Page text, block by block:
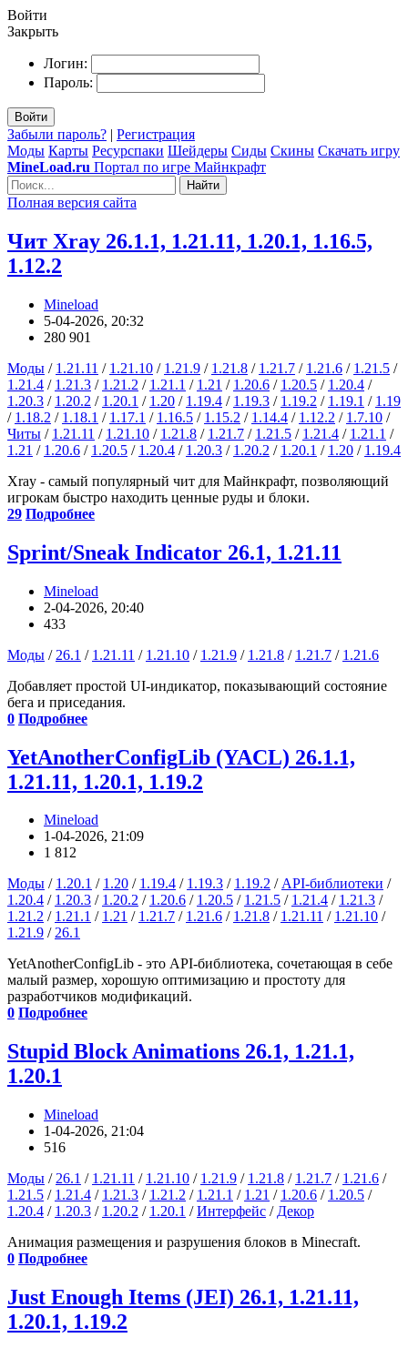
Войти
Закрыть
Логин:
Пароль:
Войти
Забыли пароль? | Регистрация
Моды Карты Ресурспаки Шейдеры Сиды Скины Скачать игру
MineLoad.ru Портал по игре Майнкрафт
Найти
Полная версия сайта
Чит Xray 26.1.1, 1.21.11, 1.20.1, 1.16.5,
1.12.2
Mineload
5-04-2026, 20:32
280 901
Моды / 1.21.11 / 1.21.10 / 1.21.9 / 1.21.8 / 1.21.7 / 1.21.6 / 1.21.5 /
1.21.4 / 1.21.3 / 1.21.2 / 1.21.1 / 1.21 / 1.20.6 / 1.20.5 / 1.20.4 /
1.20.3 / 1.20.2 / 1.20.1 / 1.20 / 1.19.4 / 1.19.3 / 1.19.2 / 1.19.1 / 1.19
/ 1.18.2 / 1.18.1 / 1.17.1 / 1.16.5 / 1.15.2 / 1.14.4 / 1.12.2 / 1.7.10 /
Читы / 1.21.11 / 1.21.10 / 1.21.8 / 1.21.7 / 1.21.5 / 1.21.4 / 1.21.1 /
1.21 / 1.20.6 / 1.20.5 / 1.20.4 / 1.20.3 / 1.20.2 / 1.20.1 / 1.20 / 1.19.4
Xray - самый популярный чит для Майнкрафт, позволяющий
игрокам быстро находить ценные руды и блоки.
29 Подробнее
Sprint/Sneak Indicator 26.1, 1.21.11
Mineload
2-04-2026, 20:40
433
Моды / 26.1 / 1.21.11 / 1.21.10 / 1.21.9 / 1.21.8 / 1.21.7 / 1.21.6
Добавляет простой UI-индикатор, показывающий состояние
бега и приседания.
0 Подробнее
YetAnotherConfigLib (YACL) 26.1.1,
1.21.11, 1.20.1, 1.19.2
Mineload
1-04-2026, 21:09
1 812
Моды / 1.20.1 / 1.20 / 1.19.4 / 1.19.3 / 1.19.2 /API-библиотеки /
1.20.4 / 1.20.3 / 1.20.2 / 1.20.6 / 1.20.5 / 1.21.5 / 1.21.4 / 1.21.3 /
1.21.2 / 1.21.1 / 1.21 / 1.21.7 / 1.21.6 / 1.21.8 / 1.21.11 / 1.21.10 /
1.21.9 /26.1
YetAnotherConfigLib - это API-библиотека, сочетающая в себе
малый размер, хорошую оптимизацию и простоту для
разработчиков модификаций.
0 Подробнее
Stupid Block Animations 26.1, 1.21.1,
1.20.1
Mineload
1-04-2026, 21:04
516
Моды / 26.1 / 1.21.11 / 1.21.10 / 1.21.9 / 1.21.8 / 1.21.7 / 1.21.6 /
1.21.5 / 1.21.4 / 1.21.3 / 1.21.2 / 1.21.1 / 1.21 / 1.20.6 / 1.20.5 /
1.20.4 / 1.20.3 / 1.20.2 / 1.20.1 /Интерфейс / Декор
Анимация размещения и разрушения блоков в Minecraft.
0 Подробнее
Just Enough Items (JEI) 26.1, 1.21.11,
1.20.1, 1.19.2